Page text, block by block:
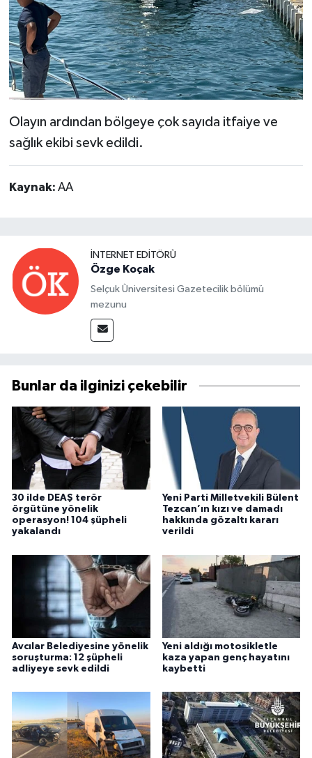
Olayın ardından bölgeye çok sayıda itfaiye ve
sağlık ekibi sevk edildi.
Kaynak: AA
İNTERNET EDITÖRÜ
Özge Koçak
Selçuk Üniversitesi Gazetecilik bölümü
mezunu
Bunlar da ilginizi çekebilir
30 ilde DEAŞ terör
örgütüne yönelik
operasyon! 104 şüpheli
yakalandı
Yeni Parti Milletvekili Bülent
Tezcan’ın kızı ve damadı
hakkında gözaltı kararı
verildi
Avcılar Belediyesine yönelik
soruşturma: 12 şüpheli
adliyeye sevk edildi
Yeni aldığı motosikletle
kaza yapan genç hayatını
kaybetti